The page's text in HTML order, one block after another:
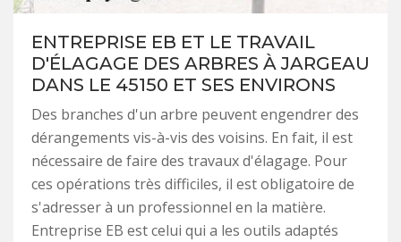
ENTREPRISE EB ET LE TRAVAIL
D'ÉLAGAGE DES ARBRES À JARGEAU
DANS LE 45150 ET SES ENVIRONS
Des branches d'un arbre peuvent engendrer des
dérangements vis-à-vis des voisins. En fait, il est
nécessaire de faire des travaux d'élagage. Pour
ces opérations très difficiles, il est obligatoire de
s'adresser à un professionnel en la matière.
Entreprise EB est celui qui a les outils adaptés